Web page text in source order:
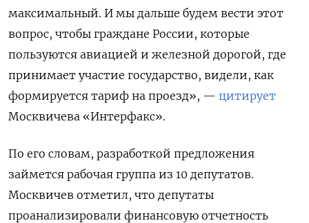
максимальный. И мы дальше будем вести этот
вопрос, чтобы граждане России, которые
пользуются авиацией и железной дорогой, где
принимает участие государство, видели, как
формируется тариф на проезд», — цитирует
Москвичева «Интерфакс».
По его словам, разработкой предложения
займется рабочая группа из 10 депутатов.
Москвичев отметил, что депутаты
проанализировали финансовую отчетность